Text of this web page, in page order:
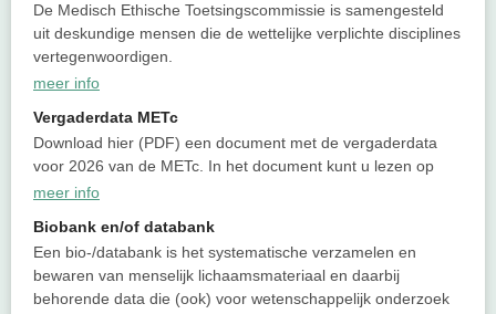
De Medisch Ethische Toetsingscommissie is samengesteld
uit deskundige mensen die de wettelijke verplichte disciplines
vertegenwoordigen.
meer info
Vergaderdata METc
Download hier (PDF) een document met de vergaderdata
voor 2026 van de METc. In het document kunt u lezen op
meer info
Biobank en/of databank
Een bio-/databank is het systematische verzamelen en
bewaren van menselijk lichaamsmateriaal en daarbij
behorende data die (ook) voor wetenschappelijk onderzoek